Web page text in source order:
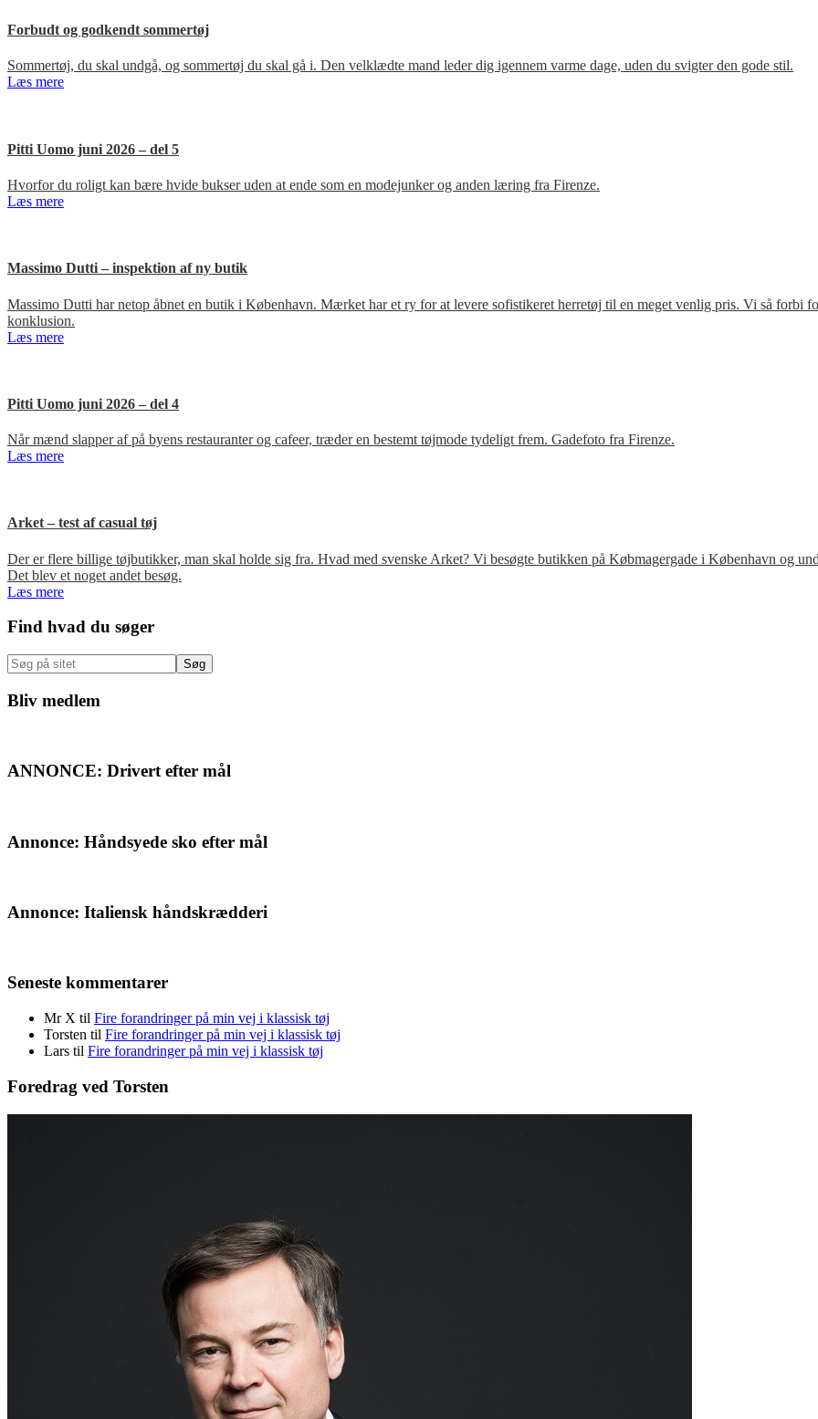
Forbudt og godkendt sommertøj
Sommertøj, du skal undgå, og sommertøj du skal gå i. Den velklædte mand leder dig igennem varme dage, uden du svigter den gode stil.
Læs mere
Pitti Uomo juni 2026 – del 5
Hvorfor du roligt kan bære hvide bukser uden at ende som en modejunker og anden læring fra Firenze.
Læs mere
Massimo Dutti – inspektion af ny butik
Massimo Dutti har netop åbnet en butik i København. Mærket har et ry for at levere sofistikeret herretøj til en meget venlig pris. Vi så forbi
konklusion.
Læs mere
Pitti Uomo juni 2026 – del 4
Når mænd slapper af på byens restauranter og cafeer, træder en bestemt tøjmode tydeligt frem. Gadefoto fra Firenze.
Læs mere
Arket – test af casual tøj
Der er flere billige tøjbutikker, man skal holde sig fra. Hvad med svenske Arket? Vi besøgte butikken på Købmagergade i København og
Det blev et noget andet besøg.
Læs mere
Primær
Sidebar
Find hvad du søger
Søg
på
sitet
Bliv medlem
ANNONCE: Drivert efter mål
Annonce: Håndsyede sko efter mål
Annonce: Italiensk håndskrædderi
Seneste kommentarer
Mr X til Fire forandringer på min vej i klassisk tøj
Torsten til Fire forandringer på min vej i klassisk tøj
Lars til Fire forandringer på min vej i klassisk tøj
Foredrag ved Torsten